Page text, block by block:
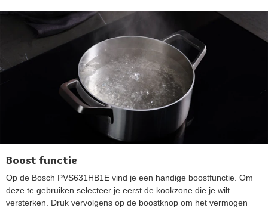
Boost functie
Op de Bosch PVS631HB1E vind je een handige boostfunctie. Om
deze te gebruiken selecteer je eerst de kookzone die je wilt
versterken. Druk vervolgens op de boostknop om het vermogen